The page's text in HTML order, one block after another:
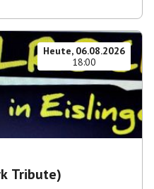
Heute, 06.08.2026
18:00
Tribute)